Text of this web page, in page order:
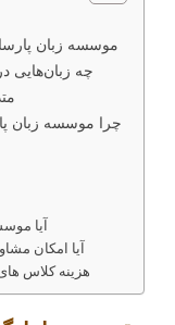
موسسه زبان
چه زبان‌هایی
چرا موسسه زبان
آیا
آیا امکان
هزینه کلاس